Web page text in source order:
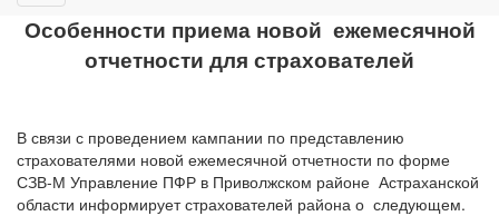
Особенности приема новой ежемесячной
отчетности для страхователей
В связи с проведением кампании по представлению
страхователями новой ежемесячной отчетности по форме
СЗВ-М Управление ПФР в Приволжском районе Астраханской
области информирует страхователей района о следующем.